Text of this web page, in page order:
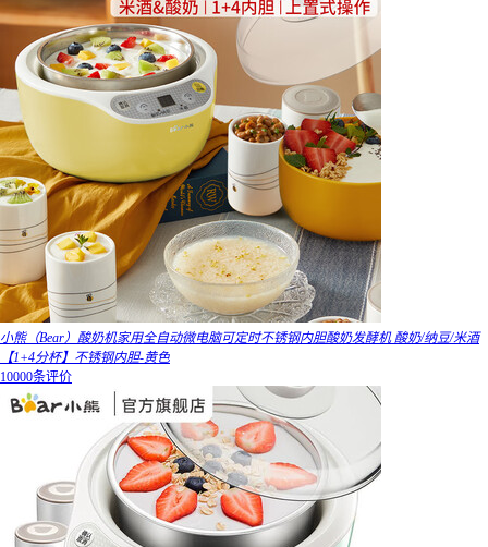
小熊（Bear）酸奶机家用全自动微电脑可定时不锈钢内胆酸奶发酵机 酸奶/纳豆/米酒
【1+4分杯】不锈钢内胆-黄色
10000条评价